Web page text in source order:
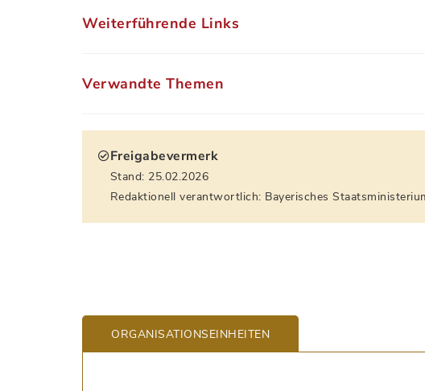
Weiterführende Links
Verwandte Themen
Freigabevermerk
Stand: 25.02.2026
Redaktionell verantwortlich: Bayerisches
ORGANISATIONS­EINHEITEN